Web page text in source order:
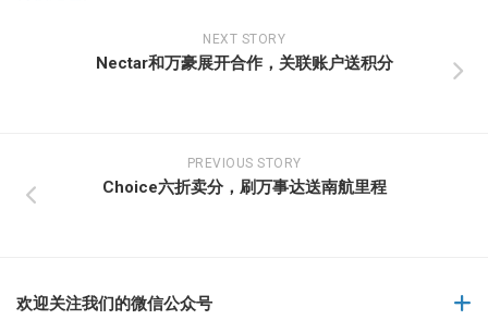
NEXT STORY
Nectar和万豪展开合作，关联账户送积分
PREVIOUS STORY
Choice六折卖分，刷万事达送南航里程
欢迎关注我们的微信公众号